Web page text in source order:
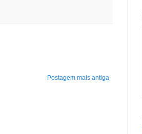
Postagem mais antiga